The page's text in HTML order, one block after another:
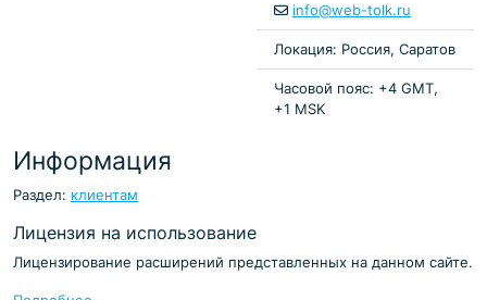
info@web-tolk.ru
Локация: Россия, Саратов
Часовой пояс: +4 GMT,
+1 MSK
Информация
Раздел: клиентам
Лицензия на использование
Лицензирование расширений представленных на данном сайте.